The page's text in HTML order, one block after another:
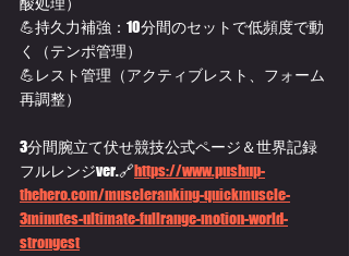
💪持久力補強：10分間のセットで低頻度で動
く（テンポ管理）
💪レスト管理（アクティブレスト、フォーム
再調整）
3分間腕立て伏せ競技公式ページ＆世界記録
フルレンジver.🔗https://www.pushup-
thehero.com/muscleranking-quickmuscle-
3minutes-ultimate-fullrange-motion-world-
strongest